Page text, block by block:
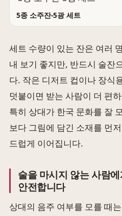
5종 소주잔-5광 세트
세트 수량이 있는 잔은 여러
내 보기 좋지만, 반드시 술잔
다. 작은 디저트 컵이나 장식
덧붙이면 받는 사람이 더 편
특히 상대가 한국 문화를 잘
보다 그림에 담긴 소재를 먼
드럽게 이어집니다.
술을 마시지 않는 사람
안전합니다
상대의 음주 여부를 모를 때